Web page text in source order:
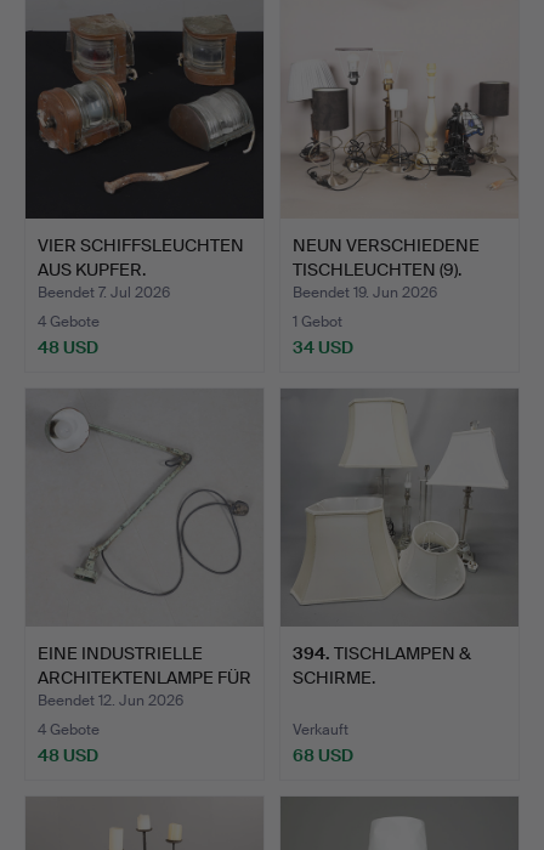
VIER SCHIFFSLEUCHTEN
AUS KUPFER.
Beendet 7. Jul 2026
4 Gebote
48 USD
NEUN VERSCHIEDENE
TISCHLEUCHTEN (9).
Beendet 19. Jun 2026
1 Gebot
34 USD
EINE INDUSTRIELLE
ARCHITEKTENLAMPE FÜR
DIE…
Beendet 12. Jun 2026
4 Gebote
48 USD
394. TISCHLAMPEN &
SCHIRME.
Verkauft
68 USD